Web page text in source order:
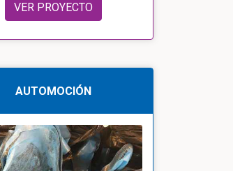
VER PROYECTO
AUTOMOCIÓN